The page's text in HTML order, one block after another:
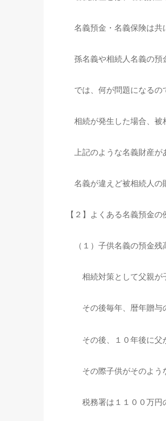
名義預金・名義保険は共
孫名義や相続人名義の預
では、何が問題になるの
相続が発生した場合、被
上記のような名義財産が
名義が違えど被相続人の
【２】よくある名義預金の
（１）子供名義の預金残
相続対策として父親が子
その後毎年、暦年贈与の
その後、１０年後に父が
その際子供がそのような
税務署は１１００万円の